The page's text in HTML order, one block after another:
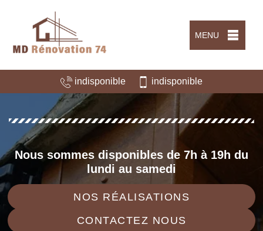
MENU
indisponible indisponible
Nous sommes disponibles de 7h à 19h du
lundi au samedi
NOS RÉALISATIONS
CONTACTEZ NOUS